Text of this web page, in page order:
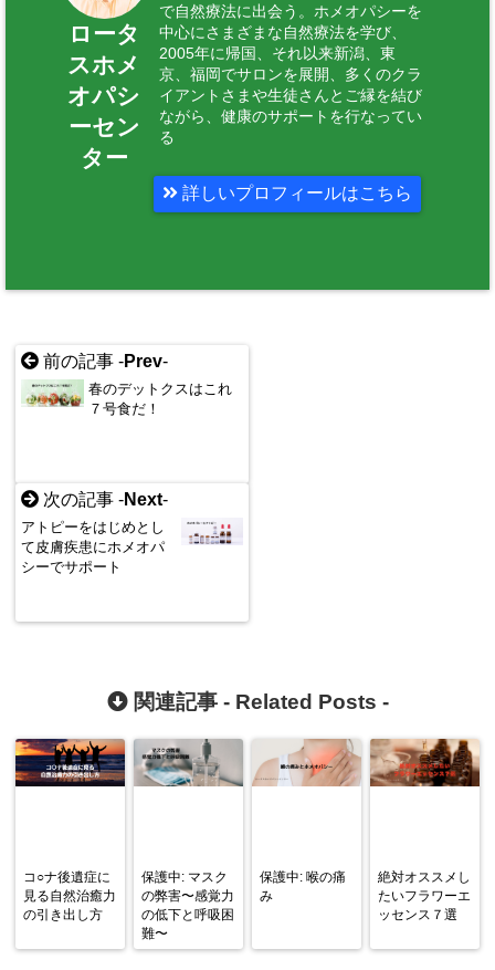
ロータ
スホメ
オパシ
ーセン
ター
で自然療法に出会う。ホメオパシーを
中心にさまざまな自然療法を学び、
2005年に帰国、それ以来新潟、東
京、福岡でサロンを展開、多くのクラ
イアントさまや生徒さんとご縁を結び
ながら、健康のサポートを行なってい
る
詳しいプロフィールはこちら
前の記事 -Prev-
春のデットクスはこれ
７号食だ！
次の記事 -Next-
アトピーをはじめとし
て皮膚疾患にホメオパ
シーでサポート
関連記事 - Related Posts -
コ○ナ後遺症に
見る自然治癒力
の引き出し方
保護中: マスク
の弊害〜感覚力
の低下と呼吸困
難〜
保護中: 喉の痛
み
絶対オススメし
たいフラワーエ
ッセンス７選